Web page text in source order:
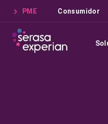
PME Consumidor